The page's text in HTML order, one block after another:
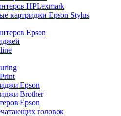
HPLexmark
картриджи Epson Stylus
Epson
Epson
Brother
Epson
головок